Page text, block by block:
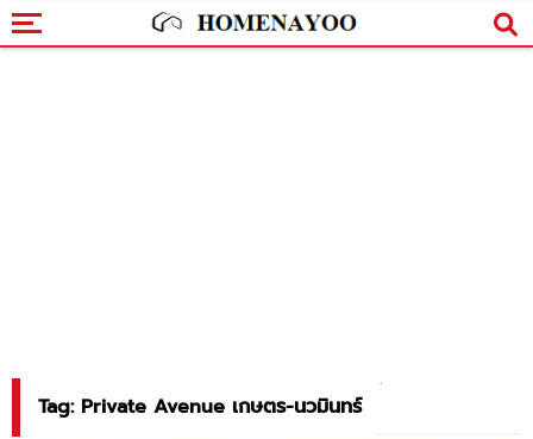
Tag: Private Avenue เกษตร-นวมินทร์